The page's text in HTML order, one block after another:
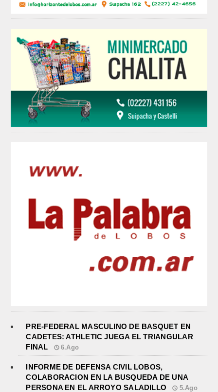
PRE-FEDERAL MASCULINO DE BASQUET EN
CADETES: ATHLETIC JUEGA EL TRIANGULAR
FINAL
6.Ago
INFORME DE DEFENSA CIVIL LOBOS,
COLABORACION EN LA BUSQUEDA DE UNA
PERSONA EN EL ARROYO SALADILLO
5.Ago